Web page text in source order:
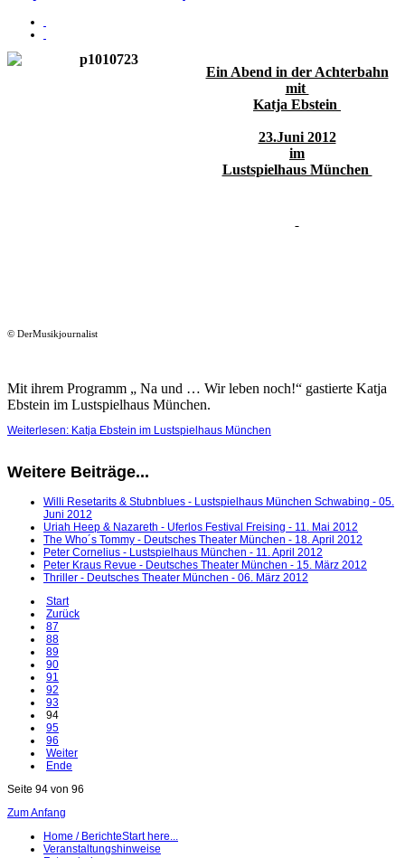
Ein Abend in der Achterbahn
mit
Katja Ebstein
23.Juni 2012
im
Lustspielhaus München
© DerMusikjournalist
Mit ihrem Programm „ Na und … Wir leben noch!“ gastierte Katja
Ebstein im Lustspielhaus München.
Weiterlesen: Katja Ebstein im Lustspielhaus München
Weitere Beiträge...
Willi Resetarits & Stubnblues - Lustspielhaus München Schwabing - 05.
Juni 2012
Uriah Heep & Nazareth - Uferlos Festival Freising - 11. Mai 2012
The Who´s Tommy - Deutsches Theater München - 18. April 2012
Peter Cornelius - Lustspielhaus München - 11. April 2012
Peter Kraus Revue - Deutsches Theater München - 15. März 2012
Thriller - Deutsches Theater München - 06. März 2012
Start
Zurück
87
88
89
90
91
92
93
94
95
96
Weiter
Ende
Seite 94 von 96
Zum Anfang
Home / BerichteStart here...
Veranstaltungshinweise